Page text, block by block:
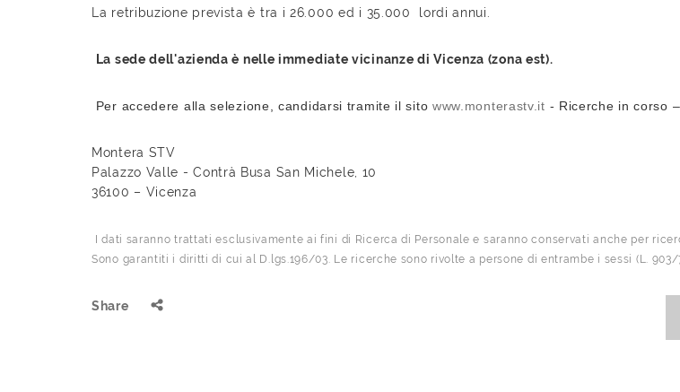
La retribuzione prevista è tra i 26.000 ed i 35.000 lordi annui.
La sede dell'azienda è nelle immediate vicinanze di Vicenza (zona est).
Per accedere alla selezione, candidarsi tramite il sito www.monterastv.it - Ricerche in corso
Montera STV
Palazzo Valle - Contrà Busa San Michele, 10
36100 – Vicenza
I dati saranno trattati esclusivamente ai fini di Ricerca di Personale e saranno conservati anche per
Sono garantiti i diritti di cui al D.lgs.196/03. Le ricerche sono rivolte a persone di entrambe i sessi (L. 903/
Share